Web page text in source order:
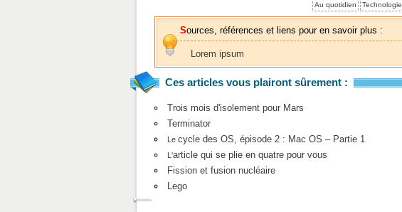
Au quotidien
Technologie
Sources, références et liens pour en savoir plus :
Lorem ipsum
Ces articles vous plairont sûrement :
Trois mois d'isolement pour Mars
Terminator
Le cycle des OS, épisode 2 : Mac OS – Partie 1
L'article qui se plie en quatre pour vous
Fission et fusion nucléaire
Lego